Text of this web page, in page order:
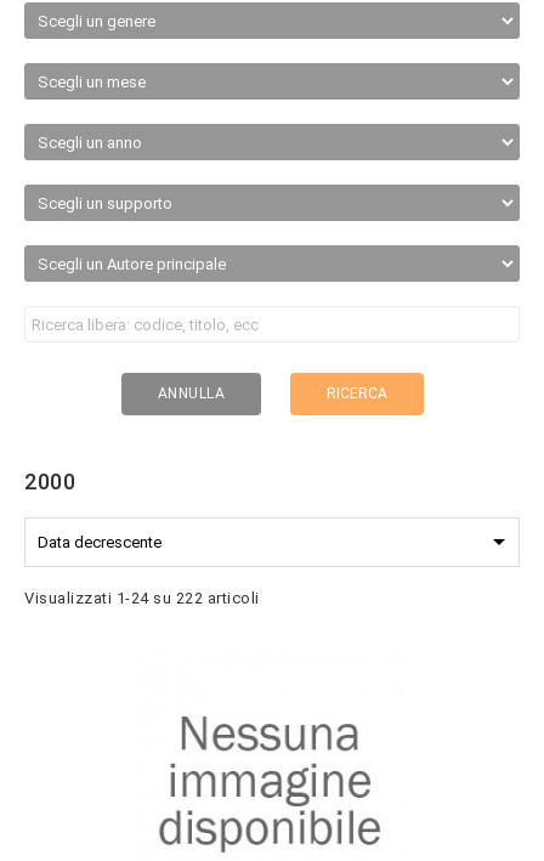
ANNULLA RICERCA
2000
Data decrescente 
Visualizzati 1-24 su 222 articoli